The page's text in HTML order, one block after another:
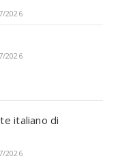
2026
2026
italiano di
2026